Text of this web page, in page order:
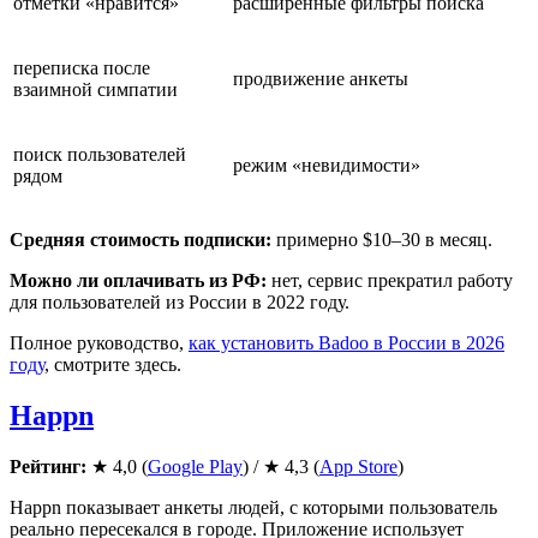
переписка после
взаимной симпатии
продвижение анкеты
поиск пользователей
рядом
режим «невидимости»
Средняя стоимость подписки: примерно $10–30 в месяц.
Можно ли оплачивать из РФ: нет, сервис прекратил работу
для пользователей из России в 2022 году.
Полное руководство, как установить Badoo в России в 2026
году, смотрите здесь.
Happn
Рейтинг: ★ 4,0 (Google Play) / ★ 4,3 (App Store)
Happn показывает анкеты людей, с которыми пользователь
реально пересекался в городе. Приложение использует